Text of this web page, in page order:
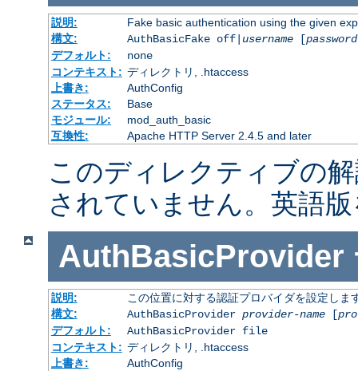
説明:
Fake basic authentication using the given
構文:
AuthBasicFake off| username[password
デフォルト:
none
コンテキスト: ディレクトリ, .htaccess
上書き:
AuthConfig
ステータス:
Base
モジュール:
mod_auth_basic
互換性:
Apache HTTP Server 2.4.5 and later
このディレクティブの
されていません。英語
AuthBasicProvider
説明:
この位置に対する認証プロバイダを設定しま
構文:
AuthBasicProvider provider-name[
デフォルト:
AuthBasicProvider file
コンテキスト: ディレクトリ, .htaccess
上書き:
AuthConfig